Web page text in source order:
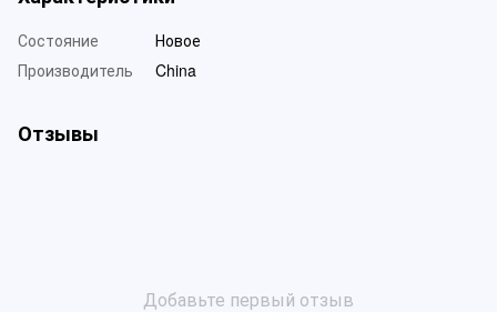
Состояние
Новое
Производитель
China
Отзывы
Добавьте первый отзыв